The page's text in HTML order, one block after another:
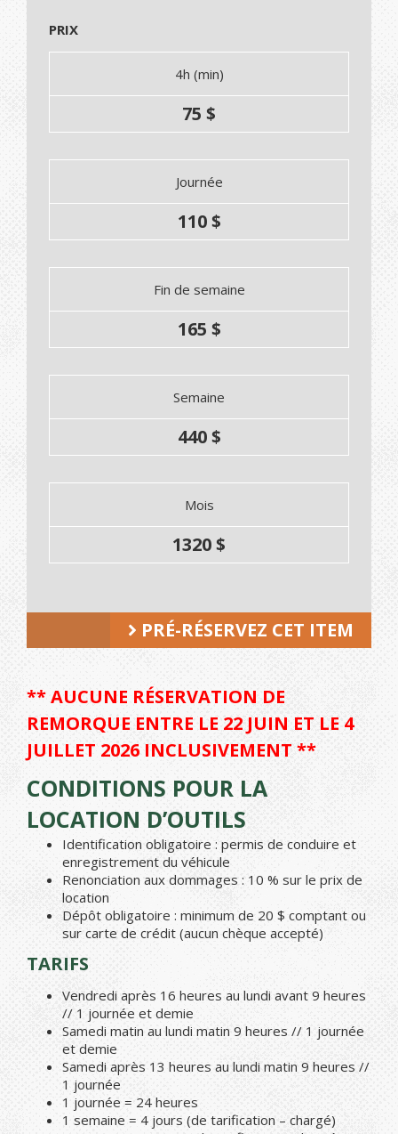
PRIX
4h (min)
75 $
Journée
110 $
Fin de semaine
165 $
Semaine
440 $
Mois
1320 $
PRÉ-RÉSERVEZ CET ITEM
** AUCUNE RÉSERVATION DE
REMORQUE ENTRE LE 22 JUIN ET LE 4
JUILLET 2026 INCLUSIVEMENT **
CONDITIONS POUR LA
LOCATION D’OUTILS
Identification obligatoire : permis de conduire et
enregistrement du véhicule
Renonciation aux dommages : 10 % sur le prix de
location
Dépôt obligatoire : minimum de 20 $ comptant ou
sur carte de crédit (aucun chèque accepté)
TARIFS
Vendredi après 16 heures au lundi avant 9 heures
// 1 journée et demie
Samedi matin au lundi matin 9 heures // 1 journée
et demie
Samedi après 13 heures au lundi matin 9 heures //
1 journée
1 journée = 24 heures
1 semaine = 4 jours (de tarification – chargé)